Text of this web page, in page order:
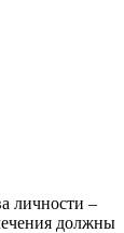
личности –
должны